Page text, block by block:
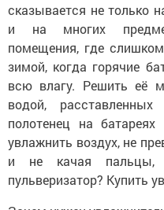
сказывается не только
и на многих
помещения, где
зимой, когда горячие
всю влагу. Решить её
водой,
полотенец на
увлажнить воздух, не
и не качая пальцы,
пульверизатор? Купить